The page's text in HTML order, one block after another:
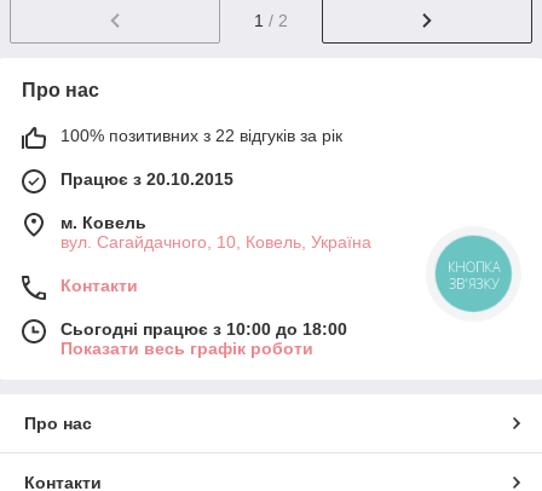
1 / 2
Про нас
100% позитивних з 22 відгуків за рік
Працює з 20.10.2015
м. Ковель
вул. Сагайдачного, 10, Ковель, Україна
Контакти
Сьогодні працює з 10:00 до 18:00
Показати весь графік роботи
Про нас
Контакти
КНОПКА
ЗВ'ЯЗКУ